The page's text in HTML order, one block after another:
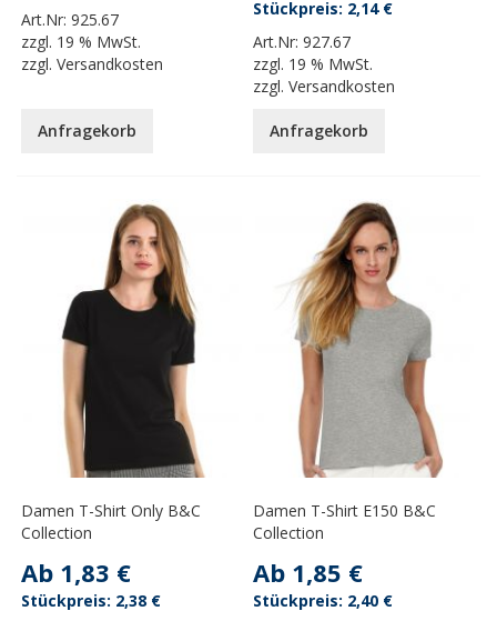
Art.Nr:925.67
zzgl. 19 % MwSt.
zzgl.Versandkosten
Anfragekorb
Art.Nr:927.67
zzgl. 19 % MwSt.
zzgl.Versandkosten
2,14 €
Anfragekorb
Damen T-Shirt Only B&C
Collection
Ab 1,83 €
2,38 €
Damen T-Shirt E150 B&C
Collection
Ab 1,85 €
2,40 €